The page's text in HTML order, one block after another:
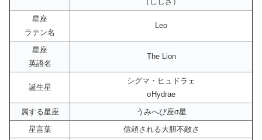
星座
ラテン名
Leo
星座
英語名
The Lion
誕生星
シグマ・ヒュドラェ
σHydrae
属する星座
うみへび座σ星
星言葉
信頼される大胆不敵さ